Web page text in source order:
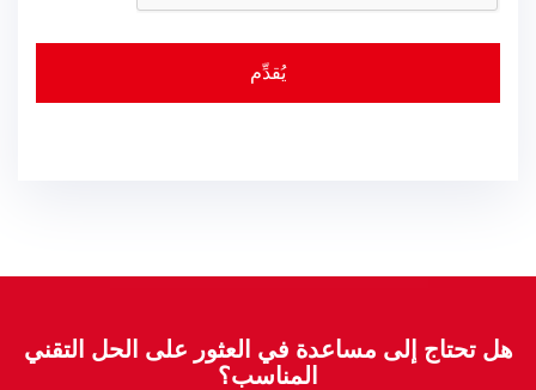
هل تحتاج إلى مساعدة في العثور على الحل التقني
المناسب؟